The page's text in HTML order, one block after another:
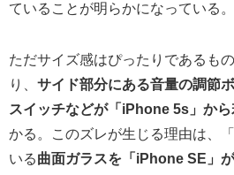
ていることが明らかになっている。
ただサイズ感はぴったりであるも
り、 サイド部分にある音量の調節
スイッチなどが「iPhone 5s」か
かる。このズレが生じる理由は、
いる曲面ガラスを「iPhone SE」